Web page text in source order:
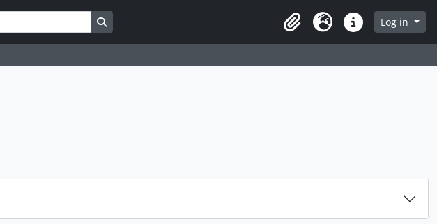
Search in browse page
ClipboardLanguageQuick linksLog in